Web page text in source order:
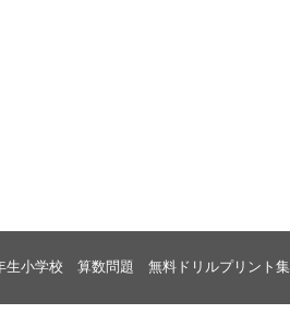
生小学校 算数問題 無料ドリルプリント集